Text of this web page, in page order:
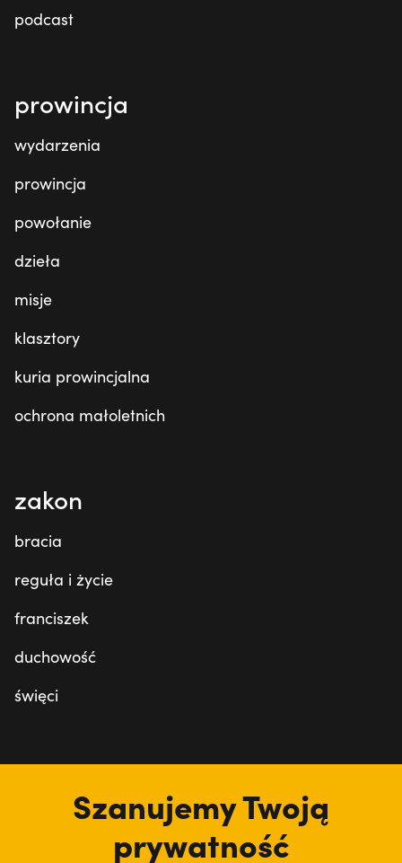
podcast
prowincja
wydarzenia
prowincja
powołanie
dzieła
misje
klasztory
kuria prowincjalna
ochrona małoletnich
zakon
bracia
reguła i życie
franciszek
duchowość
święci
Szanujemy Twoją
prywatność